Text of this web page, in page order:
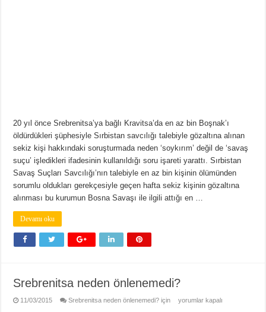
20 yıl önce Srebrenitsa’ya bağlı Kravitsa’da en az bin Boşnak’ı
öldürdükleri şüphesiyle Sırbistan savcılığı talebiyle gözaltına alınan
sekiz kişi hakkındaki soruşturmada neden ‘soykırım’ değil de ‘savaş
suçu’ işledikleri ifadesinin kullanıldığı soru işareti yarattı. Sırbistan
Savaş Suçları Savcılığı’nın talebiyle en az bin kişinin ölümünden
sorumlu oldukları gerekçesiyle geçen hafta sekiz kişinin gözaltına
alınması bu kurumun Bosna Savaşı ile ilgili attığı en …
Devamı oku
Srebrenitsa neden önlenemedi?
11/03/2015 Srebrenitsa neden önlenemedi? için yorumlar kapalı